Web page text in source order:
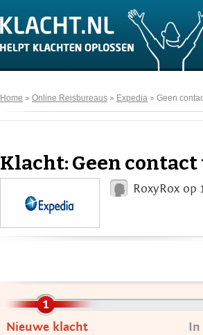
Home Online Reisbureaus Expedia Geen
Klacht: Geen
RoxyRox op
Nieuwe klacht In